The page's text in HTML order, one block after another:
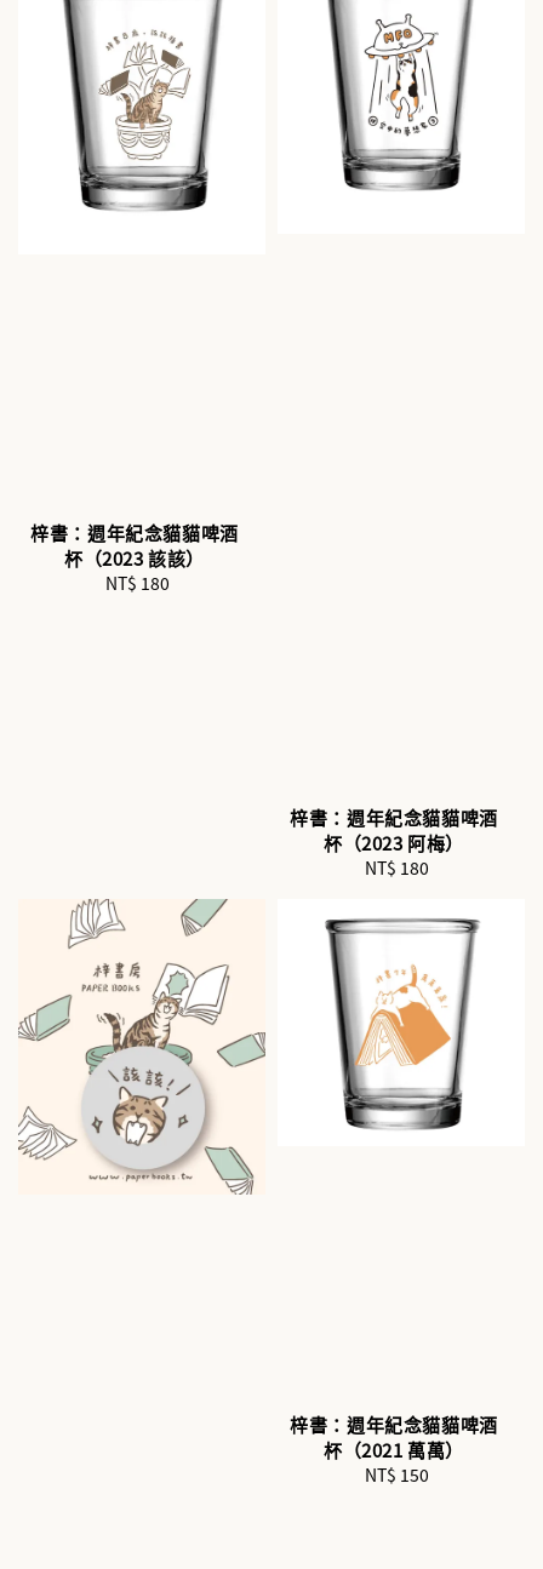
梓書：週年紀念貓貓啤酒
杯（2023 該該）
Regular
NT$ 180
梓書：週年紀念貓貓啤酒
杯（2023 阿梅）
Regular
NT$ 180
梓書：週年紀念貓貓啤酒
杯（2021 萬萬）
Regular
NT$ 150